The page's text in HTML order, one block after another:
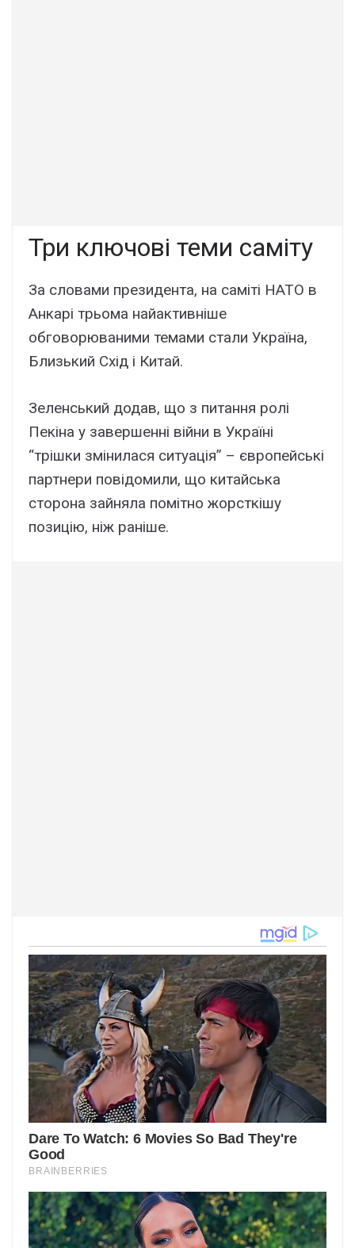
Три ключові теми саміту
За словами президента, на саміті НАТО в
Анкарі трьома найактивніше
обговорюваними темами стали Україна,
Близький Схід і Китай.
Зеленський додав, що з питання ролі
Пекіна у завершенні війни в Україні
“трішки змінилася ситуація” – європейські
партнери повідомили, що китайська
сторона зайняла помітно жорсткішу
позицію, ніж раніше.